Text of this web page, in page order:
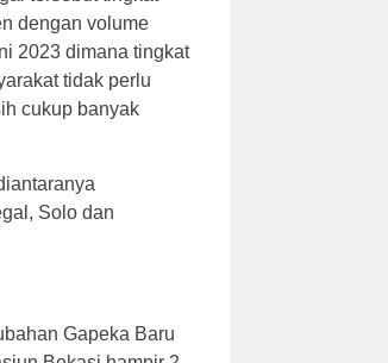
dengan volume
2023 dimana tingkat
tidak perlu
cukup banyak
Solo dan
Gapeka Baru